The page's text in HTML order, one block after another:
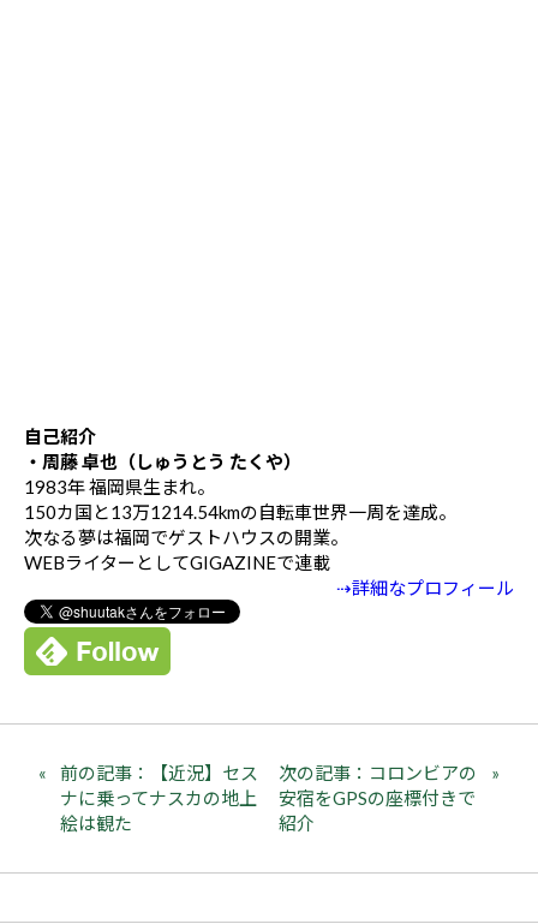
自己紹介
・周藤 卓也（しゅうとう たくや）
1983年 福岡県生まれ。
150カ国と13万1214.54kmの自転車世界一周を達成。
次なる夢は福岡でゲストハウスの開業。
WEBライターとしてGIGAZINEで連載
⇢詳細なプロフィール
前の記事：【近況】セス
ナに乗ってナスカの地上
絵は観た
次の記事：コロンビアの
安宿をGPSの座標付きで
紹介